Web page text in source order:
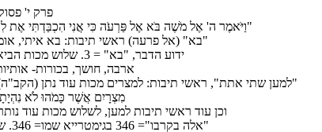
פרק י'
"וַיֹּאמֶר ה' אֶל מֹשֶׁה בֹּא אֶל פַּרְעֹה כִּי אֲנִי הִכְבַּדְתִּי אֶת
"בא" (אל פרעה) ראשי תיבות: בא איתי,
ידוע הדבר, "בא" = 3. שלוש מכות הביא הקב"ה על המצרים בפרשה זו.
ארבה, חושך, בכורות-
"למען שתי אתת", ראשי תיבות: למצרים מכות עוד נתן
מִצְרָיִם אֲשֶׁר כָּמֹהוּ לֹא
וכן עוד ראשי תיבות למען, לשלוש מכות עוד
"אלה בקרבו"= 346 בגימטרייא שמו= 346. שמו- ראשי תיבות- שהוכו מלך ועבדיו.